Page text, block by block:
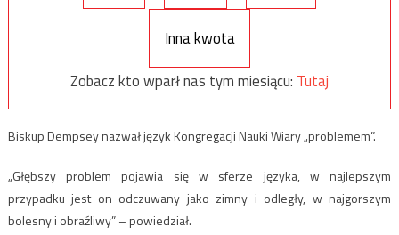
Inna kwota
Zobacz kto wparł nas tym miesiącu: Tutaj
Biskup Dempsey nazwał język Kongregacji Nauki Wiary „problemem”.
„Głębszy problem pojawia się w sferze języka, w najlepszym
przypadku jest on odczuwany jako zimny i odległy, w najgorszym
bolesny i obraźliwy” – powiedział.